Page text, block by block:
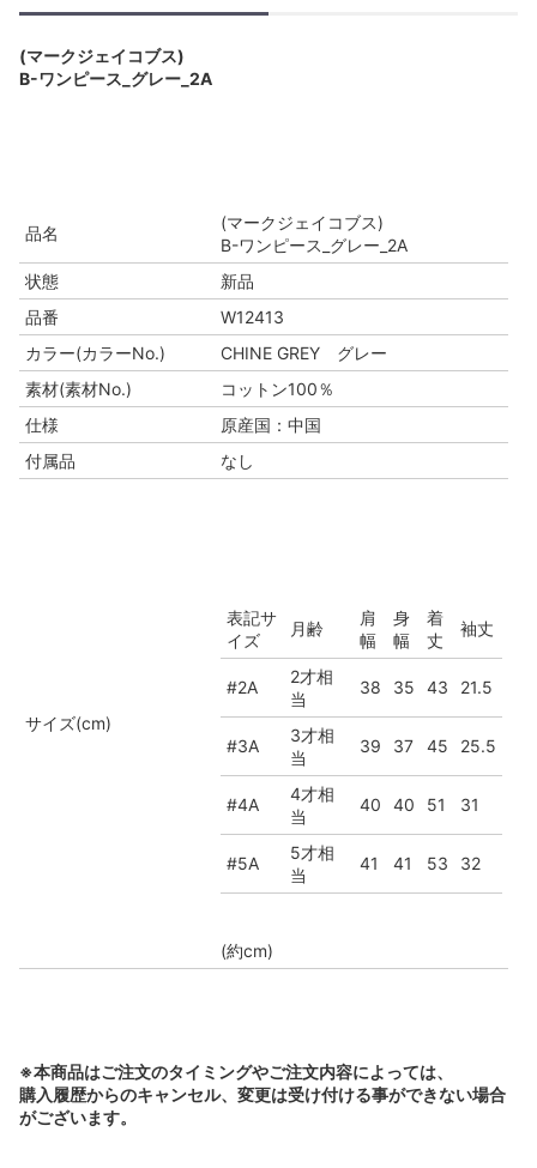
(マークジェイコブス)
B-ワンピース_グレー_2A
品名
(マークジェイコブス)
B-ワンピース_グレー_2A
状態
新品
品番
W12413
カラー(カラーNo.)
CHINE GREY グレー
素材(素材No.)
コットン100％
仕様
原産国：中国
付属品
なし
サイズ(cm)
表記サ
イズ
月齢
肩
幅
身
幅
着
丈
袖丈
#2A
2才相
当
38 35 43 21.5
#3A
3才相
当
39 37 45 25.5
#4A
4才相
当
40 40 51 31
#5A
5才相
当
41 41 53 32
(約cm)
※本商品はご注文のタイミングやご注文内容によっては、
購入履歴からのキャンセル、変更は受け付ける事ができない場合
がございます。